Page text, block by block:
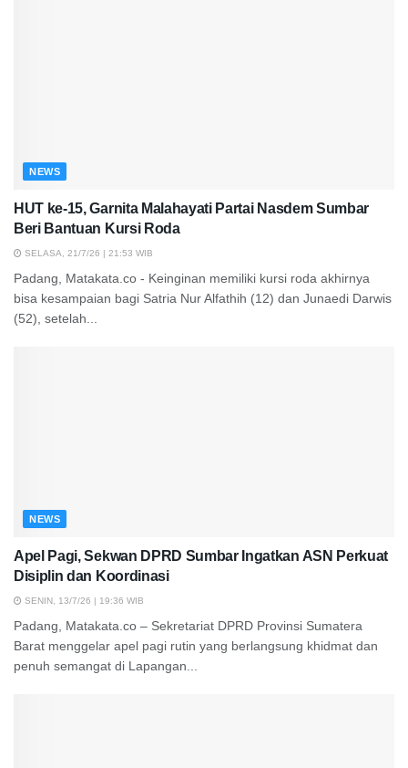
NEWS
HUT ke-15, Garnita Malahayati Partai Nasdem Sumbar
Beri Bantuan Kursi Roda
SELASA, 21/7/26 | 21:53 WIB
Padang, Matakata.co - Keinginan memiliki kursi roda akhirnya
bisa kesampaian bagi Satria Nur Alfathih (12) dan Junaedi Darwis
(52), setelah...
NEWS
Apel Pagi, Sekwan DPRD Sumbar Ingatkan ASN Perkuat
Disiplin dan Koordinasi
SENIN, 13/7/26 | 19:36 WIB
Padang, Matakata.co – Sekretariat DPRD Provinsi Sumatera
Barat menggelar apel pagi rutin yang berlangsung khidmat dan
penuh semangat di Lapangan...